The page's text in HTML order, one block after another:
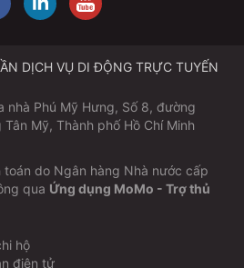
DỊCH VỤ DI ĐỘNG TRỰC TUYẾN
nhà Phú Mỹ Hưng, Số 8, đường
Mỹ, Thành phố Hồ Chí Minh
do Ngân hàng Nhà nước cấp
qua Ứng dụng MoMo - Trợ thủ
hộ
điện tử